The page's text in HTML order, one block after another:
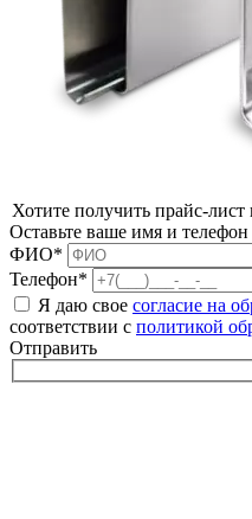
Хотите получить прайс-
Оставьте ваше имя и
ФИО*
Телефон*
Я даю свое согласие на
соответствии с политикой
Отправить